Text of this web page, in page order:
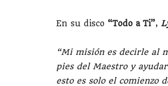
En su disco “Todo a Ti”,
“Mi misión es decirle al
pies del Maestro y
esto es solo el comienzo